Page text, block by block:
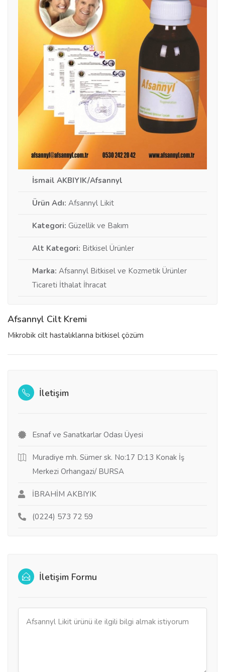
İsmail AKBIYIK/Afsannyl
Ürün Adı: Afsannyl Likit
Kategori: Güzellik ve Bakım
Alt Kategori: Bitkisel Ürünler
Marka: Afsannyl Bitkisel ve Kozmetik Ürünler
Ticareti İthalat İhracat
Afsannyl Cilt Kremi
Mikrobik cilt hastalıklarına bitkisel çözüm
İletişim
Esnaf ve Sanatkarlar Odası Üyesi
Muradiye mh. Sümer sk. No:17 D:13 Konak İş
Merkezi Orhangazi/ BURSA
İBRAHİM AKBIYIK
(0224) 573 72 59
İletişim Formu